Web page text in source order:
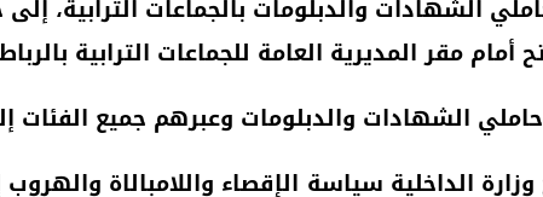
مقر المديرية العامة للجماعات الترابية بالرباط
الشهادات والدبلومات وعبرهم جميع الفئات
الداخلية سياسة الإقصاء واللامبالاة